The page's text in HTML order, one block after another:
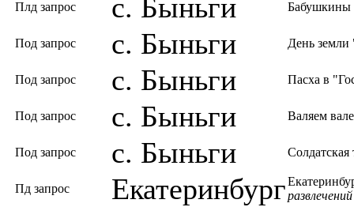
Плд запрос с. Быньги Бабушкины
Под запрос с. Быньги День земли
Под запрос с. Быньги Пасха в
Под запрос с. Быньги Валяем
Под запрос с. Быньги Солдатская
Пд запрос Екатеринбургразвлечений